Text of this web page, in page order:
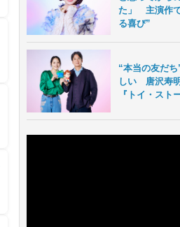
た」 主演作
る喜び”
“本当の友だ
しい 唐沢寿
『トイ・スト